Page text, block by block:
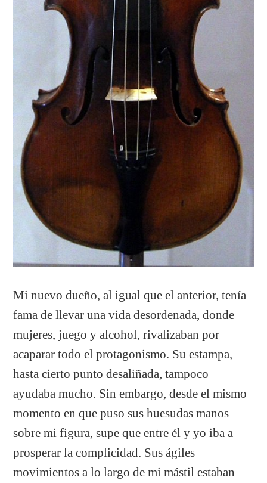
Mi nuevo dueño, al igual que el anterior, tenía
fama de llevar una vida desordenada, donde
mujeres, juego y alcohol, rivalizaban por
acaparar todo el protagonismo. Su estampa,
hasta cierto punto desaliñada, tampoco
ayudaba mucho. Sin embargo, desde el mismo
momento en que puso sus huesudas manos
sobre mi figura, supe que entre él y yo iba a
prosperar la complicidad. Sus ágiles
movimientos a lo largo de mi mástil estaban